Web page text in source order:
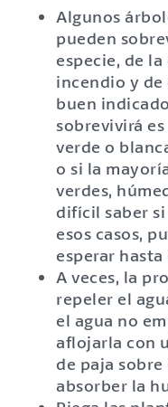
Algunos
pueden
especie, de
incendio y de
buen
sobrevivirá
verde o
o si la
verdes,
difícil saber
esos casos,
esperar
A veces, la
repeler el
el agua no
aflojarla con
de paja
absorber la